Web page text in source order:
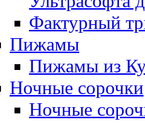
Фактурный
Пижамы
Пижамы из
Ночные сорочки
Ночные